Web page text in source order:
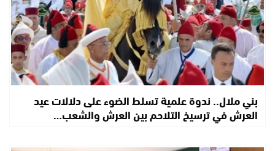
بني ملال.. ندوة علمية تسلط الضوء على دلالات عيد
العرش في ترسيخ التلاحم بين العرش والشعب…